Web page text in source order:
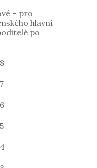
– pro
hlavní
po